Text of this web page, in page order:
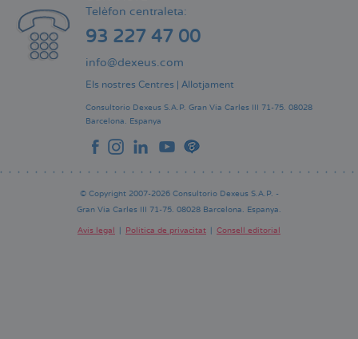
Telèfon centraleta:
93 227 47 00
info@dexeus.com
Els nostres Centres Allotjament
Consultorio Dexeus S.A.P. Gran Via Carles III 71-75. 08028
Barcelona. Espanya
© Copyright 2007-2026 Consultorio Dexeus S.A.P. -
Gran Via Carles III 71-75. 08028 Barcelona. Espanya.
Avís legal Política de privacitat Consell editorial